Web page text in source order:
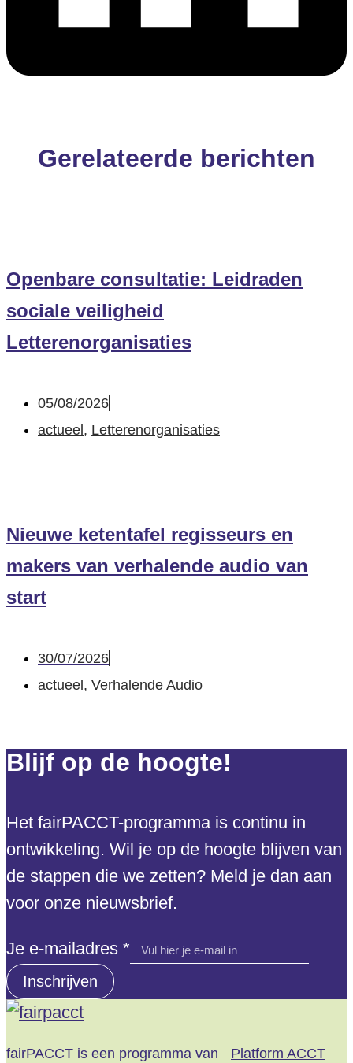
Gerelateerde berichten
Openbare consultatie: Leidraden
sociale veiligheid
Letterenorganisaties
05/08/2026
actueel, Letterenorganisaties
Nieuwe ketentafel regisseurs en
makers van verhalende audio van
start
30/07/2026
actueel, Verhalende Audio
Blijf op de hoogte!
Het fairPACCT-programma is continu in
ontwikkeling. Wil je op de hoogte blijven van
de stappen die we zetten? Meld je dan aan
voor onze nieuwsbrief.
e-
mailadres
Je
Je e-mailadres *
Inschrijven
fairPACCT is een programma van Platform ACCT